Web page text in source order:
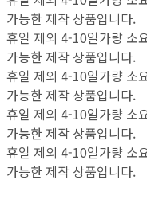
가능한 제작 상품입니다.
휴일 제외 4-10일가량 소
가능한 제작 상품입니다.
휴일 제외 4-10일가량 소
가능한 제작 상품입니다.
휴일 제외 4-10일가량 소
가능한 제작 상품입니다.
휴일 제외 4-10일가량 소
가능한 제작 상품입니다.